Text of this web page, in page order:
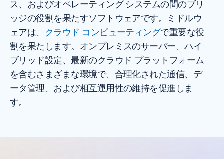
ス、およびオペレーティング システムの間のブリ
ッジの役割を果たすソフトウェアです。ミドルウ
ェアは、 クラウド コンピューティングで重要な役
割を果たします。オンプレミスのサーバー、ハイ
ブリッド設定、最新のクラウド プラットフォーム
を含むさまざまな環境で、合理化された通信、デ
ータ管理、および相互運用性の維持を促進しま
す。